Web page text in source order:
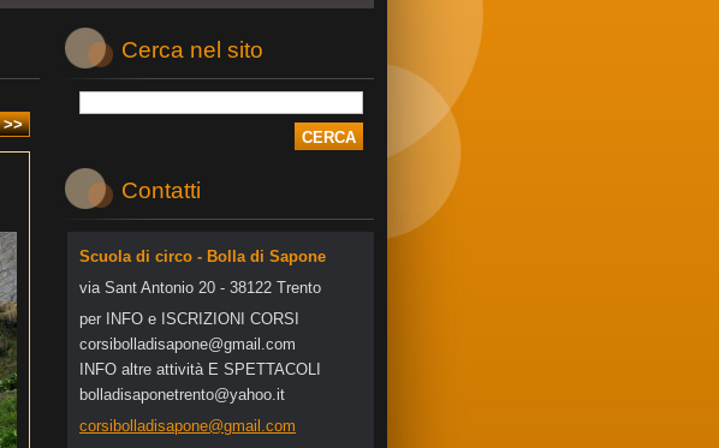
>>
Cerca nel sito
Contatti
Scuola di circo - Bolla di Sapone
via Sant Antonio 20 - 38122 Trento
per INFO e ISCRIZIONI CORSI
corsibol ladisapone@gmail .com
INFO altre attività E SPETTACOLI
bolladisaponetrento@yahoo.it
corsibolladisapone@gmail.com